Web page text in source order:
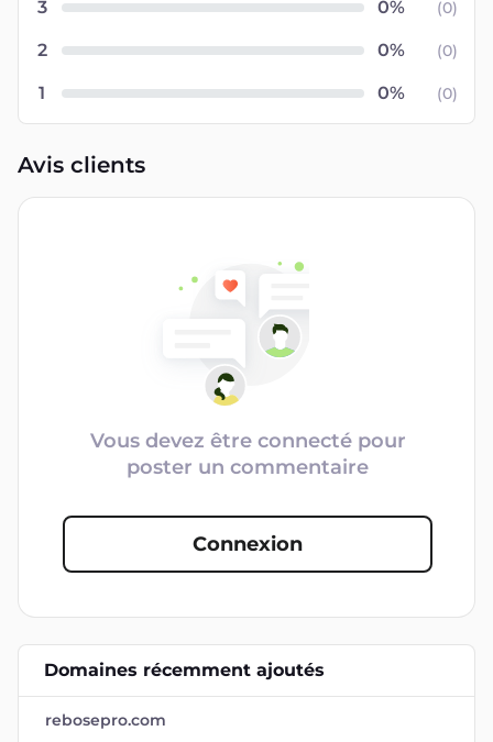
3 (0)
2 (0)
1 (0)
Avis clients
Vous devez être connecté pour
poster un commentaire
Connexion
Domaines récemment ajoutés
rebosepro.com